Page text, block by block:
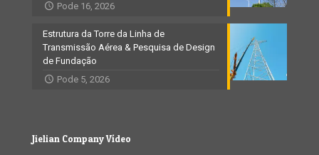
Pode 16, 2026
Estrutura da Torre da Linha de
Transmissão Aérea & Pesquisa de Design
de Fundação
Pode 5, 2026
Jielian Company Vídeo